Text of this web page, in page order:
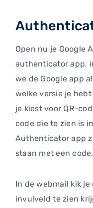
Open nu je Google
authenticator app,
we de Google app
welke versie je
je kiest voor QR-
code die te zien is
Authenticator app
staan met een code.
In de webmail kik
invulveld te zien